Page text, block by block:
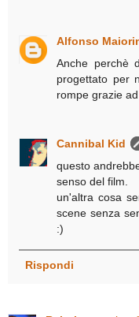
Alfonso
Anche perchè
progettato per
rompe grazie
Cannibal Kid
questo
senso del film.
un'altra cosa
scene senza
:)
Rispondi